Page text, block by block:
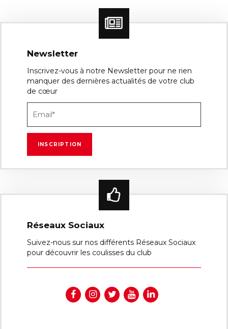
Newsletter
Inscrivez-vous à notre Newsletter pour ne rien
manquer des dernières actualités de votre club
de cœur
Réseaux Sociaux
Suivez-nous sur nos différents Réseaux Sociaux
pour découvrir les coulisses du club